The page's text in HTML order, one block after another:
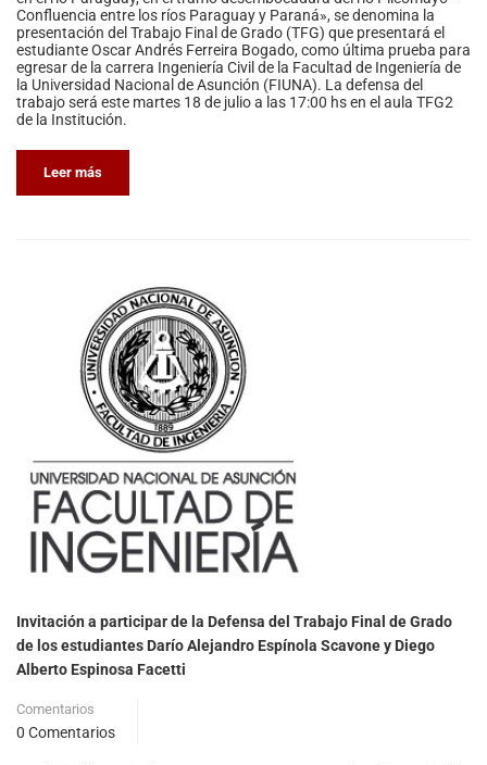
Confluencia entre los ríos Paraguay y Paraná», se denomina la
presentación del Trabajo Final de Grado (TFG) que presentará el
estudiante Oscar Andrés Ferreira Bogado, como última prueba para
egresar de la carrera Ingeniería Civil de la Facultad de Ingeniería de
la Universidad Nacional de Asunción (FIUNA). La defensa del
trabajo será este martes 18 de julio a las 17:00 hs en el aula TFG2
de la Institución.
Leer más
Invitación a participar de la Defensa del Trabajo Final de Grado
de los estudiantes Darío Alejandro Espínola Scavone y Diego
Alberto Espinosa Facetti
Comentarios
0 Comentarios